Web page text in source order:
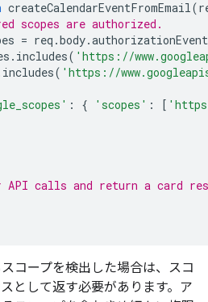
createCalendarEventFromEmail(
scopes are authorized.
= req .body.
. includes( 'https://
includes( 'https://
: { 'scopes' : [
calls and return a card
コープを検出した場合は、スコ
として返す必要があります。ア